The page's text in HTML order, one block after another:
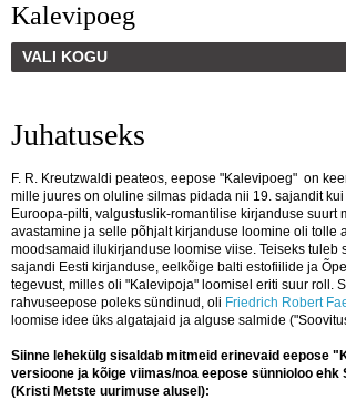
Kalevipoeg
VALI KOGU
Juhatuseks
F. R. Kreutzwaldi peateos, eepose "Kalevipoeg" on
mille juures on oluline silmas pidada nii 19. sajandit
Euroopa-pilti, valgustuslik-romantilise kirjanduse suurt
avastamine ja selle põhjalt kirjanduse loomine oli tolle
moodsamaid ilukirjanduse loomise viise. Teiseks tuleb
sajandi Eesti kirjanduse, eelkõige balti estofiilide ja
tegevust, milles oli "Kalevipoja" loomisel eriti suur roll.
rahvuseepose poleks sündinud, oli Friedrich Robert
loomise idee üks algatajaid ja alguse salmide
Siinne lehekülg sisaldab mitmeid erinevaid eepose
versioone ja kõige viimas/noa eepose sünnioloo ehk
(Kristi Metste uurimuse alusel):